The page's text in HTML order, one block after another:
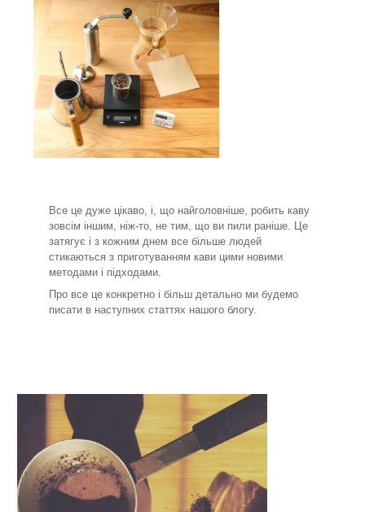
Все це дуже цікаво, і, що найголовніше, робить каву
зовсім іншим, ніж-то, не тим, що ви пили раніше. Це
затягує і з кожним днем все більше людей
стикаються з приготуванням кави цими новими
методами і підходами.
Про все це конкретно і більш детально ми будемо
писати в наступних статтях нашого блогу.